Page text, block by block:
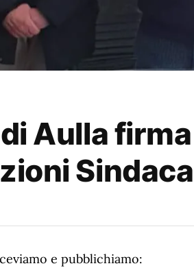
Aulla
e pubblichiamo: